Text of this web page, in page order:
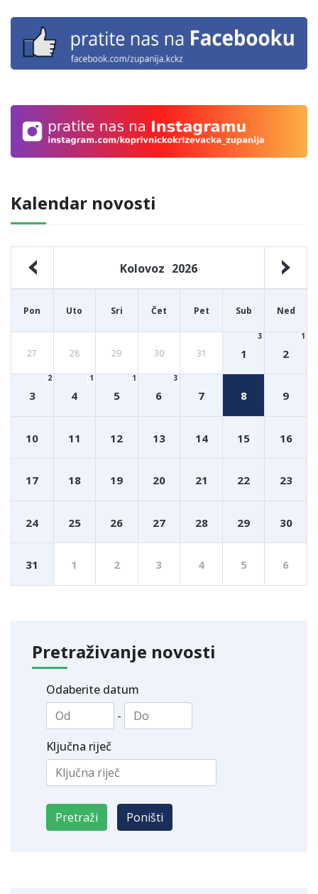
Kalendar novosti
Kolovoz 2026
Pon Uto Sri Čet Pet Sub Ned
27 28 29 30 31 1
3
2
1
3
2
4
1
5
1
6
3
7 8 9
10 11 12 13 14 15 16
17 18 19 20 21 22 23
24 25 26 27 28 29 30
31 1 2 3 4 5 6
Pretraživanje novosti
Odaberite datum
-
Ključna riječ